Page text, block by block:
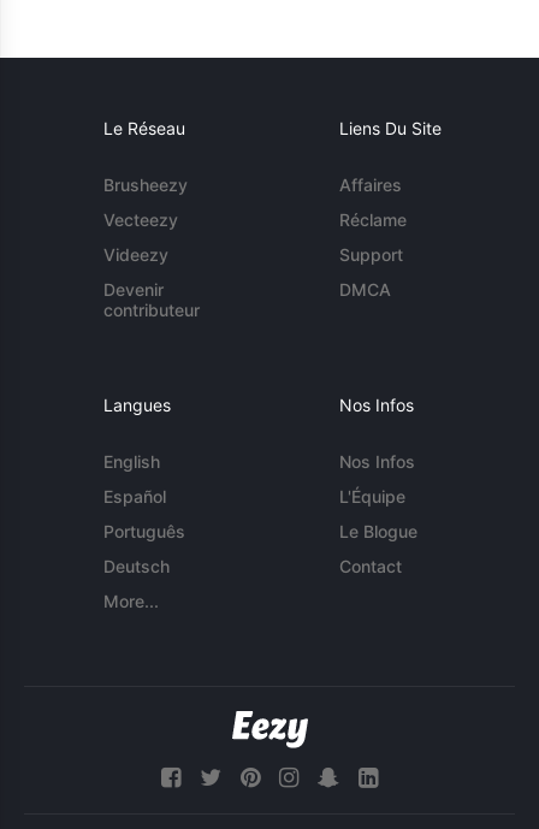
Le Réseau
Brusheezy
Vecteezy
Videezy
Devenir
contributeur
Liens Du Site
Affaires
Réclame
Support
DMCA
Langues
English
Español
Português
Deutsch
More...
Nos Infos
Nos Infos
L'Équipe
Le Blogue
Contact